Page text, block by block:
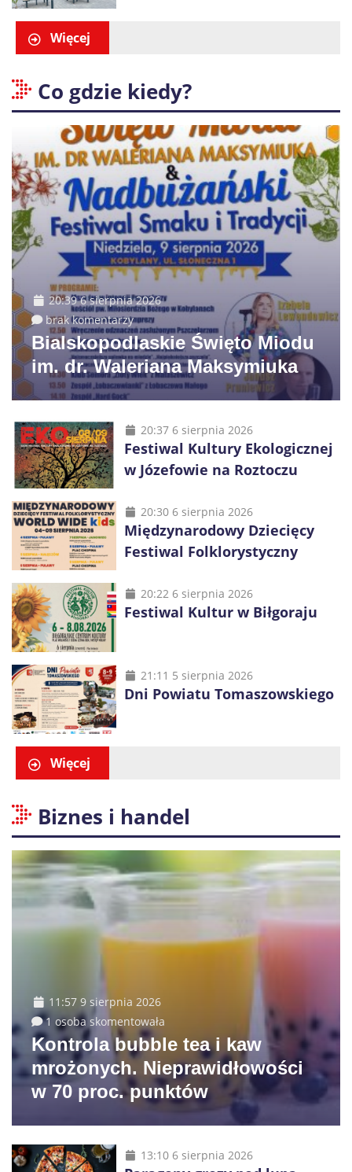
Więcej
Co gdzie kiedy?
20:39 6 sierpnia 2026
brak komentarzy
Bialskopodlaskie Święto Miodu
im. dr. Waleriana Maksymiuka
20:37 6 sierpnia 2026
Festiwal Kultury Ekologicznej
w Józefowie na Roztoczu
20:30 6 sierpnia 2026
Międzynarodowy Dziecięcy
Festiwal Folklorystyczny
20:22 6 sierpnia 2026
Festiwal Kultur w Biłgoraju
21:11 5 sierpnia 2026
Dni Powiatu Tomaszowskiego
Więcej
Biznes i handel
11:57 9 sierpnia 2026
1 osoba skomentowała
Kontrola bubble tea i kaw
mrożonych. Nieprawidłowości
w 70 proc. punktów
13:10 6 sierpnia 2026